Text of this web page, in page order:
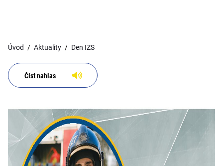
Úvod Aktuality Den IZS
Číst nahlas